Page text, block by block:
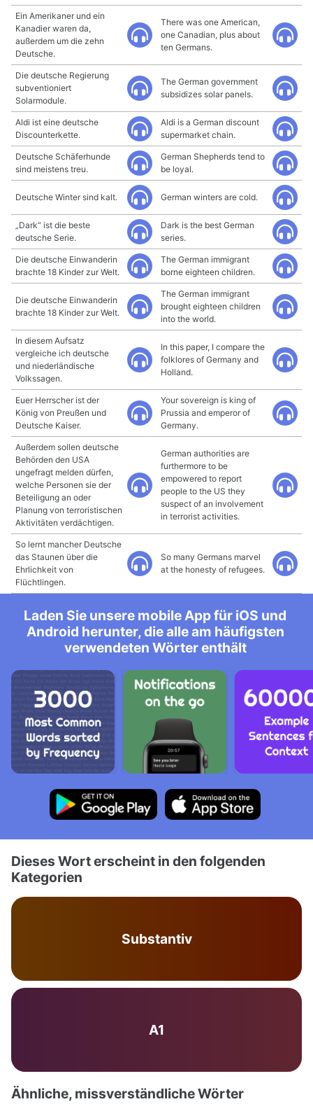
Ein Amerikaner und ein
Kanadier waren da,
außerdem um die zehn
Deutsche.
There was one American,
one Canadian, plus about
ten Germans.
Die deutsche Regierung
subventioniert
Solarmodule.
The German government
subsidizes solar panels.
Aldi ist eine deutsche
Discounterkette.
Aldi is a German discount
supermarket chain.
Deutsche Schäferhunde
sind meistens treu.
German Shepherds tend to
be loyal.
Deutsche Winter sind kalt. German winters are cold.
„Dark“ ist die beste
deutsche Serie.
Dark is the best German
series.
Die deutsche Einwanderin
brachte 18 Kinder zur Welt.
The German immigrant
borne eighteen children.
Die deutsche Einwanderin
brachte 18 Kinder zur Welt.
The German immigrant
brought eighteen children
into the world.
In diesem Aufsatz
vergleiche ich deutsche
und niederländische
Volkssagen.
In this paper, I compare the
folklores of Germany and
Holland.
Euer Herrscher ist der
König von Preußen und
Deutsche Kaiser.
Your sovereign is king of
Prussia and emperor of
Germany.
Außerdem sollen deutsche
Behörden den USA
ungefragt melden dürfen,
welche Personen sie der
Beteiligung an oder
Planung von terroristischen
Aktivitäten verdächtigen.
German authorities are
furthermore to be
empowered to report
people to the US they
suspect of an involvement
in terrorist activities.
So lernt mancher Deutsche
das Staunen über die
Ehrlichkeit von
Flüchtlingen.
So many Germans marvel
at the honesty of refugees.
Laden Sie unsere mobile App für iOS und
Android herunter, die alle am häufigsten
verwendeten Wörter enthält
Dieses Wort erscheint in den folgenden
Kategorien
Substantiv
A1
Ähnliche, missverständliche Wörter